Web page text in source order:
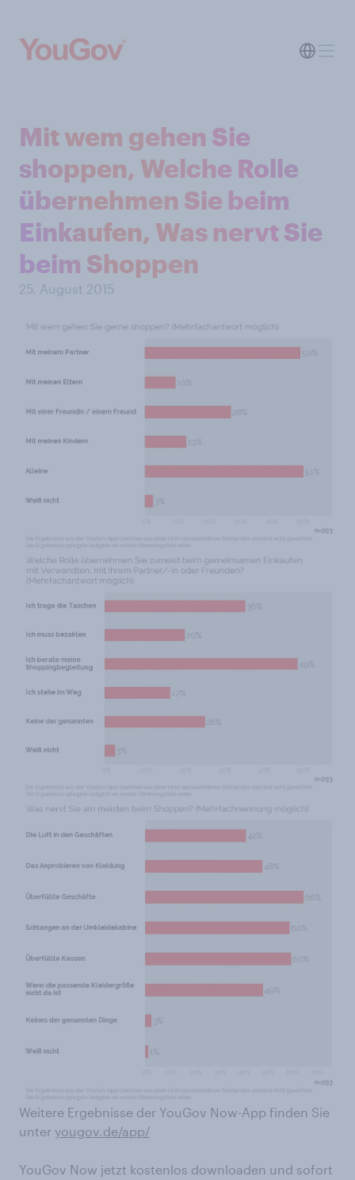
Mit wem gehen Sie
shoppen, Welche Rolle
übernehmen Sie beim
Einkaufen, Was nervt Sie
beim Shoppen
25. August 2015
Weitere Ergebnisse der YouGov Now-App finden Sie
unter yougov.de/app/
YouGov Now jetzt kostenlos downloaden und sofort